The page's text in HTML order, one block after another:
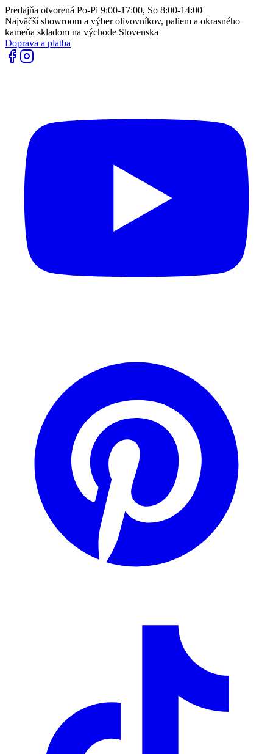
Predajňa otvorená Po-Pi 9:00-17:00, So 8:00-14:00
Najväčší showroom a výber olivovníkov, paliem a okrasného
kameňa skladom na východe Slovenska
Doprava a platba